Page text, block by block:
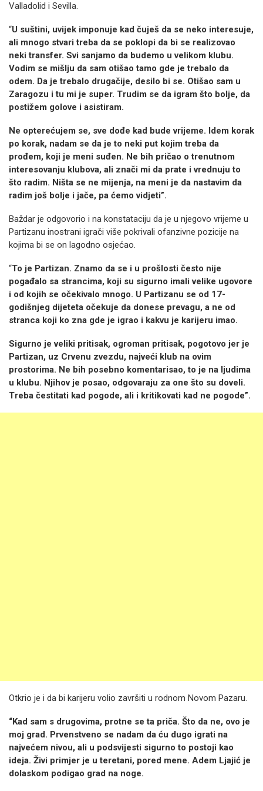
Valladolid i Sevilla.
“U suštini, uvijek imponuje kad čuješ da se neko interesuje,
ali mnogo stvari treba da se poklopi da bi se realizovao
neki transfer. Svi sanjamo da budemo u velikom klubu.
Vodim se mišlju da sam otišao tamo gde je trebalo da
odem. Da je trebalo drugačije, desilo bi se. Otišao sam u
Zaragozu i tu mi je super. Trudim se da igram što bolje, da
postižem golove i asistiram.
Ne opterećujem se, sve dođe kad bude vrijeme. Idem korak
po korak, nadam se da je to neki put kojim treba da
prođem, koji je meni suđen. Ne bih pričao o trenutnom
interesovanju klubova, ali znači mi da prate i vrednuju to
što radim. Ništa se ne mijenja, na meni je da nastavim da
radim još bolje i jače, pa ćemo vidjeti”.
Baždar je odgovorio i na konstataciju da je u njegovo vrijeme u
Partizanu inostrani igrači više pokrivali ofanzivne pozicije na
kojima bi se on lagodno osjećao.
“To je Partizan. Znamo da se i u prošlosti često nije
pogađalo sa strancima, koji su sigurno imali velike ugovore
i od kojih se očekivalo mnogo. U Partizanu se od 17-
godišnjeg dijeteta očekuje da donese prevagu, a ne od
stranca koji ko zna gde je igrao i kakvu je karijeru imao.
Sigurno je veliki pritisak, ogroman pritisak, pogotovo jer je
Partizan, uz Crvenu zvezdu, najveći klub na ovim
prostorima. Ne bih posebno komentarisao, to je na ljudima
u klubu. Njihov je posao, odgovaraju za one što su doveli.
Treba čestitati kad pogode, ali i kritikovati kad ne pogode”.
Otkrio je i da bi karijeru volio završiti u rodnom Novom Pazaru.
“Kad sam s drugovima, protne se ta priča. Što da ne, ovo je
moj grad. Prvenstveno se nadam da ću dugo igrati na
najvećem nivou, ali u podsvijesti sigurno to postoji kao
ideja. Živi primjer je u teretani, pored mene. Adem Ljajić je
dolaskom podigao grad na noge.